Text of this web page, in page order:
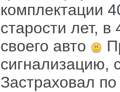
комплектации
старости лет,
своего авто
сигнализацию,
Застраховал